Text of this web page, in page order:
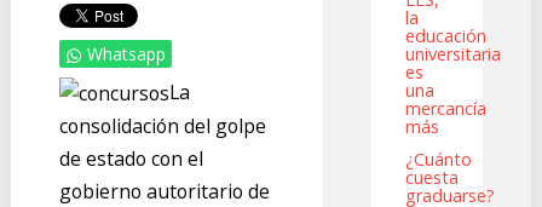
Whatsapp
La
consolidación del golpe
de estado con el
gobierno autoritario de
la
educación
universitaria
es
una
mercancía
más
¿Cuánto
cuesta
graduarse?